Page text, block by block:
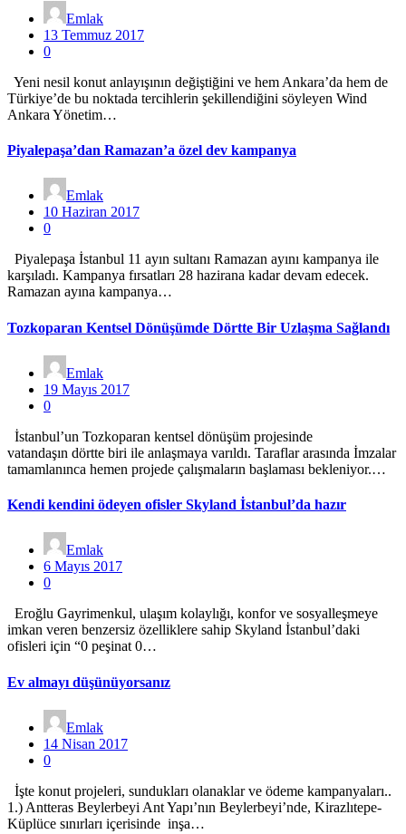
Emlak
13 Temmuz 2017
0
Yeni nesil konut anlayışının değiştiğini ve hem Ankara’da hem de
Türkiye’de bu noktada tercihlerin şekillendiğini söyleyen Wind
Ankara Yönetim…
Piyalepaşa’dan Ramazan’a özel dev kampanya
Emlak
10 Haziran 2017
0
Piyalepaşa İstanbul 11 ayın sultanı Ramazan ayını kampanya ile
karşıladı. Kampanya fırsatları 28 hazirana kadar devam edecek.
Ramazan ayına kampanya…
Tozkoparan Kentsel Dönüşümde Dörtte Bir Uzlaşma Sağlandı
Emlak
19 Mayıs 2017
0
İstanbul’un Tozkoparan kentsel dönüşüm projesinde
vatandaşın dörtte biri ile anlaşmaya varıldı. Taraflar arasında İmzalar
tamamlanınca hemen projede çalışmaların başlaması bekleniyor.…
Kendi kendini ödeyen ofisler Skyland İstanbul’da hazır
Emlak
6 Mayıs 2017
0
Eroğlu Gayrimenkul, ulaşım kolaylığı, konfor ve sosyalleşmeye
imkan veren benzersiz özelliklere sahip Skyland İstanbul’daki
ofisleri için “0 peşinat 0…
Ev almayı düşünüyorsanız
Emlak
14 Nisan 2017
0
İşte konut projeleri, sundukları olanaklar ve ödeme kampanyaları..
1.) Antteras Beylerbeyi Ant Yapı’nın Beylerbeyi’nde, Kirazlıtepe-
Küplüce sınırları içerisinde inşa…